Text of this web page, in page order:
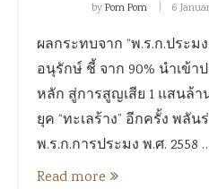
byPom Pom 6
ผลกระทบจาก “พ.ร.ก.ประม
อนุรักษ์ ชี้ จาก 90% นำเข้า
หลัก สู่การสูญเสีย 1 แสนล้
ยุค “ทะเลร้าง” อีกครั้ง พลัน
พ.ร.ก.การประมง พ.ศ. 2558
Read more